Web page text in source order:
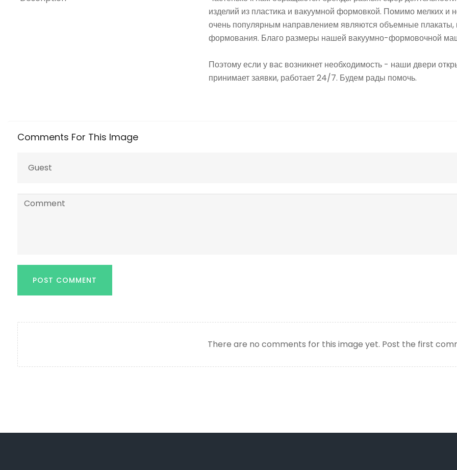
изделий из пластика и вакуумной формовкой. Помимо мелких и
очень популярным направлением являются объемные плакаты,
формования. Благо размеры нашей вакуумно-формовочной
Поэтому если у вас возникнет необходимость - наши двери
принимает заявки, работает 24/7. Будем рады помочь.
Comments For This Image
POST COMMENT
There are no comments for this image yet. Post the first